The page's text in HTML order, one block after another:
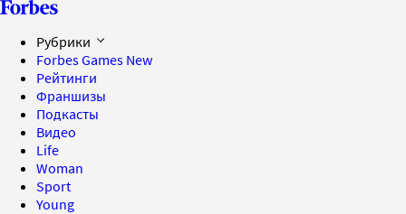
Рубрики
Forbes Games New
Рейтинги
Франшизы
Подкасты
Видео
Life
Woman
Sport
Young